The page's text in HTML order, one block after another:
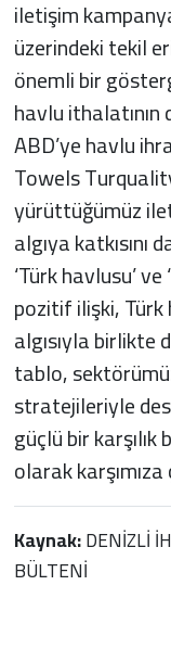
iletişim
üzerindeki tekil
önemli bir
havlu ithalatının
ABD’ye havlu
Towels
yürüttüğümüz
algıya
‘Türk havlusu’
pozitif ilişki, Türk
algısıyla
tablo,
stratejileriyle
güçlü bir
olarak karşımıza
Kaynak:DENİZLİ
BÜLTENİ